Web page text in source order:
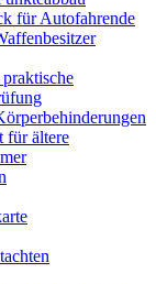
für Autofahrende
für ältere